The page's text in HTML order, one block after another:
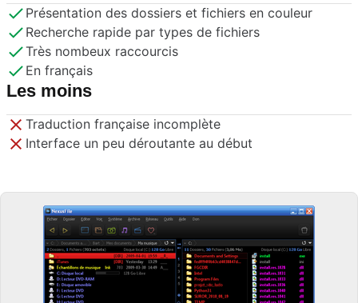
Présentation des dossiers et fichiers en couleur
Recherche rapide par types de fichiers
Très nombeux raccourcis
En français
Les moins
Traduction française incomplète
Interface un peu déroutante au début